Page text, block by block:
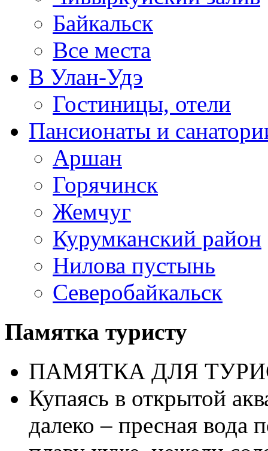
Байкальск
Все места
В Улан-Удэ
Гостиницы, отели
Пансионаты и
Аршан
Горячинск
Жемчуг
Курумканский район
Нилова пустынь
Северобайкальск
Памятка туристу
ПАМЯТКА ДЛЯ
Купаясь в открытой
далеко – пресная вода